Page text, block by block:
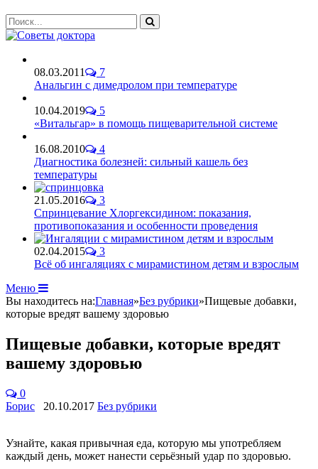
08.03.2011
7
Анальгин с димедролом при температуре
10.04.2019
5
«Витальгар» в помощь пищеварительной системе
16.08.2010
4
Диагностика болезней: сильный кашель без
температуры
21.05.2016
3
Спринцевание Хлоргексидином: показания,
противопоказания и особенности проведения
02.04.2015
3
Всё об ингаляциях с мирамистином детям и взрослым
Меню
Вы находитесь на:Главная»Без рубрики»Пищевые добавки,
которые вредят вашему здоровью
Пищевые добавки, которые вредят
вашему здоровью
0
Борис
20.10.2017 Без рубрики
Узнайте, какая привычная еда, которую мы употребляем
каждый день, может нанести серьёзный удар по здоровью.